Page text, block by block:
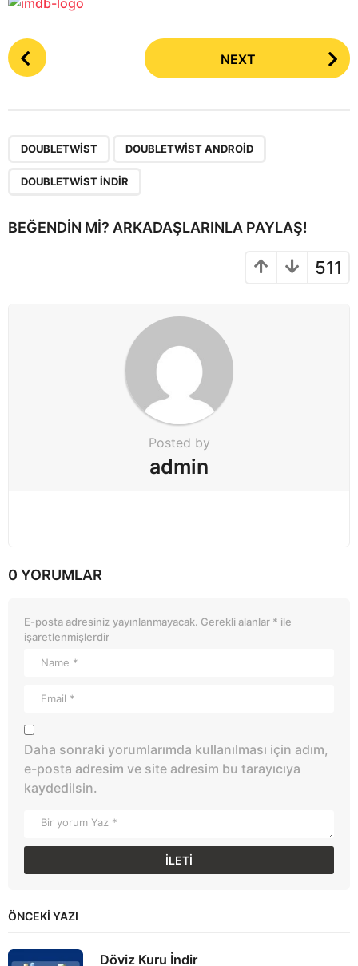
P
o
a
NEXT
DOUBLETWIST DOUBLETWIST ANDROID
DOUBLETWIST INDIR
BEĞENDIN MI? ARKADAŞLARINLA PAYLAŞ!
511
Posted by
admin
0 YORUMLAR
E-posta adresiniz yayınlanmayacak. Gerekli alanlar * ile
işaretlenmişlerdir
Daha sonraki yorumlarımda kullanılması için adım,
e-posta adresim ve site adresim bu tarayıcıya
kaydedilsin.
ÖNCEKI YAZI
Döviz Kuru İndir